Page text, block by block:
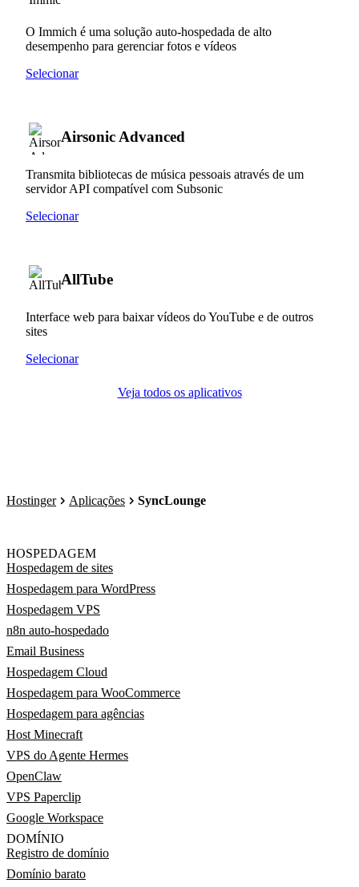
O Immich é uma solução auto-hospedada de alto
desempenho para gerenciar fotos e vídeos
Selecionar
Airsonic Advanced
Transmita bibliotecas de música pessoais através de um
servidor API compatível com Subsonic
Selecionar
AllTube
Interface web para baixar vídeos do YouTube e de outros
sites
Selecionar
Veja todos os aplicativos
Hostinger Aplicações SyncLounge
HOSPEDAGEM
Hospedagem de sites
Hospedagem para WordPress
Hospedagem VPS
n8n auto-hospedado
Email Business
Hospedagem Cloud
Hospedagem para WooCommerce
Hospedagem para agências
Host Minecraft
VPS do Agente Hermes
OpenClaw
VPS Paperclip
Google Workspace
DOMÍNIO
Registro de domínio
Domínio barato